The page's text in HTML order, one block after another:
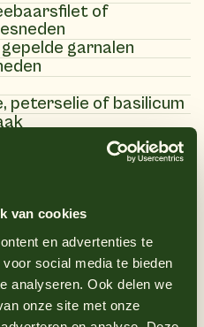
van cookies
en advertenties te
social media te bieden
analyseren. Ook delen we
onze site met onze
of
garnalen
peterselie of basilicum
gesneden
gesneden